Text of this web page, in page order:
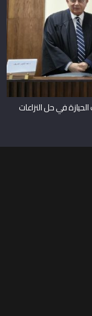
في حل النزاعات